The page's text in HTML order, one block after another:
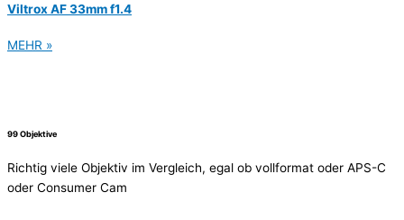
Viltrox AF 33mm f1.4
MEHR »
99 Objektive
Richtig viele Objektiv im Vergleich, egal ob vollformat oder APS-C
oder Consumer Cam